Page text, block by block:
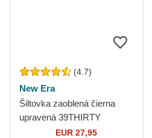
(4.7)
New Era
Šiltovka zaoblená čierna
upravená 39THIRTY
Essential Los Angeles
EUR 27,95